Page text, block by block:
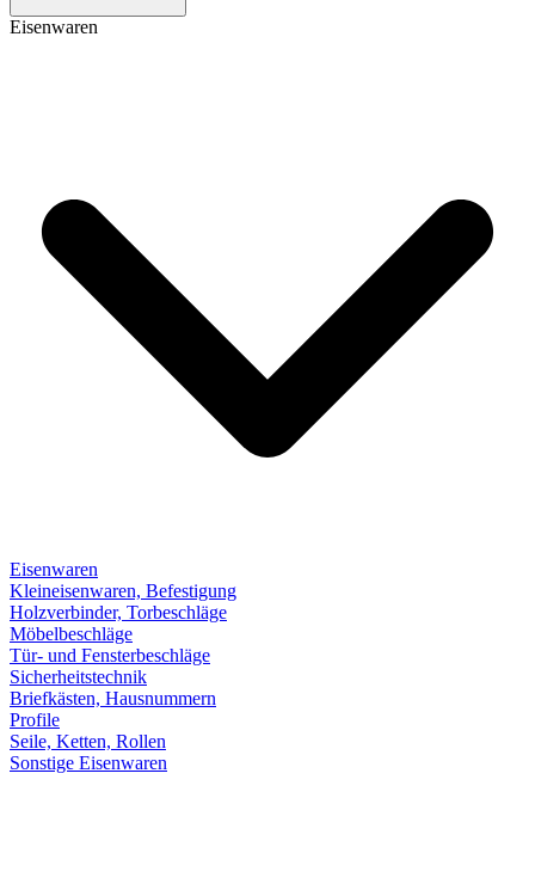
Eisenwaren
Eisenwaren
Kleineisenwaren, Befestigung
Holzverbinder, Torbeschläge
Möbelbeschläge
Tür- und Fensterbeschläge
Sicherheitstechnik
Briefkästen, Hausnummern
Profile
Seile, Ketten, Rollen
Sonstige Eisenwaren